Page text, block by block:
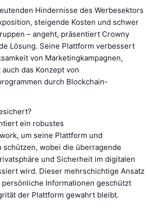
Hindernisse des Werbesektors
steigende Kosten und schwer
– angeht, präsentiert Crowny
Lösung. Seine Plattform verbessert
von Marketingkampagnen,
das Konzept von
durch Blockchain-
ein robustes
um seine Plattform und
schützen, wobei die überragende
und Sicherheit im digitalen
wird. Dieser mehrschichtige Ansatz
persönliche Informationen geschützt
der Plattform gewahrt bleibt.